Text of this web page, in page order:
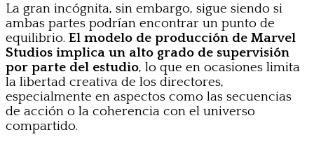
La gran incógnita, sin embargo, sigue siendo si
ambas partes podrían encontrar un punto de
equilibrio. El modelo de producción de Marvel
Studios implica un alto grado de supervisión
por parte del estudio, lo que en ocasiones limita
la libertad creativa de los directores,
especialmente en aspectos como las secuencias
de acción o la coherencia con el universo
compartido.